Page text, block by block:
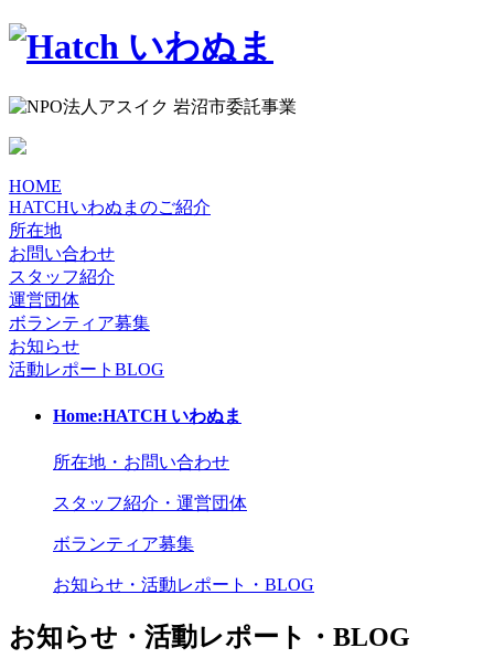
HOME
HATCHいわぬまのご紹介
所在地
お問い合わせ
スタッフ紹介
運営団体
ボランティア募集
お知らせ
活動レポート BLOG
Home:HATCH いわぬま
所在地・お問い合わせ
スタッフ紹介・運営団体
ボランティア募集
お知らせ・活動レポート・BLOG
お知らせ・活動レポート・BLOG